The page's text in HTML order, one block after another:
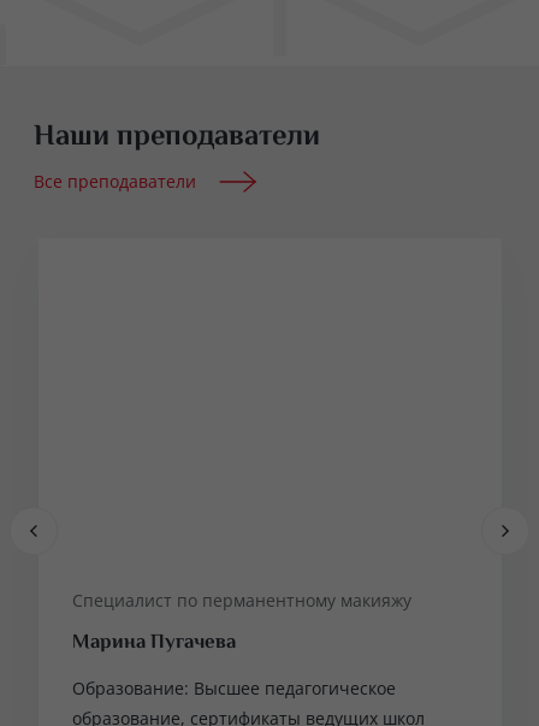
Наши преподаватели
Все преподаватели
Специалист по перманентному макияжу
Марина Пугачева
Образование: Высшее педагогическое
образование, сертификаты ведущих школ